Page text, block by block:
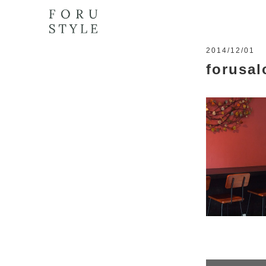
2014/12/01